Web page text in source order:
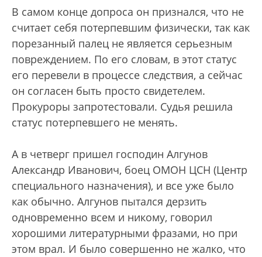
В самом конце допроса он признался, что не
считает себя потерпевшим физически, так как
порезанный палец не является серьезным
повреждением. По его словам, в этот статус
его перевели в процессе следствия, а сейчас
он согласен быть просто свидетелем.
Прокуроры запротестовали. Судья решила
статус потерпевшего не менять.
А в четверг пришел господин Алгунов
Александр Иванович, боец ОМОН ЦСН (Центр
специального назначения), и все уже было
как обычно. Алгунов пытался дерзить
одновременно всем и никому, говорил
хорошими литературными фразами, но при
этом врал. И было совершенно не жалко, что